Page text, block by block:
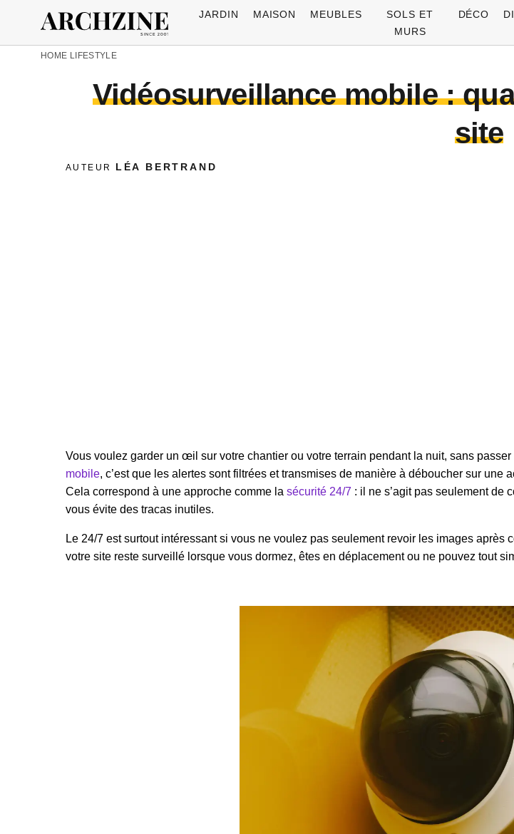
JARDIN MAISON MEUBLES
SOLS ET
MURS
DÉCO
HOME LIFESTYLE
Vidéosurveillance mobile :
site
AUTEUR LÉA BERTRAND
Vous voulez garder un œil sur votre chantier ou votre terrain pendant la nuit, sans
mobile, c’est que les alertes sont filtrées et transmises de manière à déboucher sur
Cela correspond à une approche comme la sécurité 24/7 : il ne s’agit pas seulement de
vous évite des tracas inutiles.
Le 24/7 est surtout intéressant si vous ne voulez pas seulement revoir les images
votre site reste surveillé lorsque vous dormez, êtes en déplacement ou ne pouvez tout